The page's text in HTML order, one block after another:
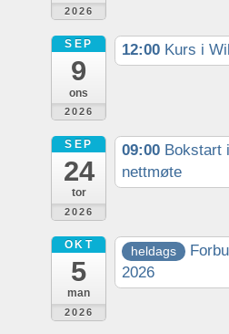
2026
SEP
9
ons
2026
12:00 Kurs i
SEP
24
tor
2026
09:00 Bokstart
nettmøte
OKT
5
man
2026
heldags
2026